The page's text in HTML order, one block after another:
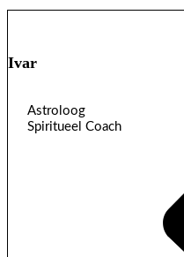
Ivar
Astroloog
Spiritueel Coach